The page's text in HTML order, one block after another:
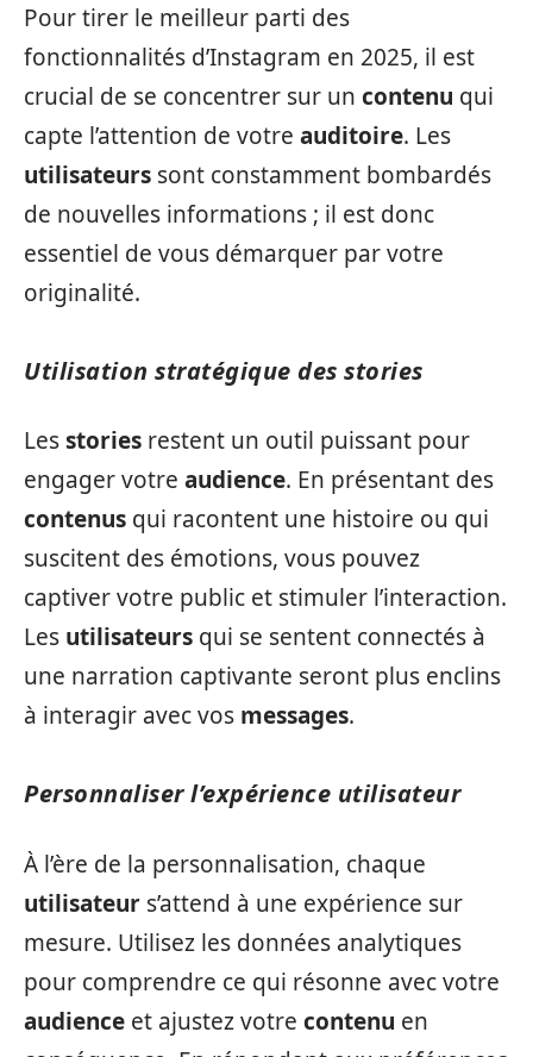
Pour tirer le meilleur parti des
fonctionnalités d’Instagram en 2025, il est
crucial de se concentrer sur un contenu qui
capte l’attention de votre auditoire. Les
utilisateurs sont constamment bombardés
de nouvelles informations ; il est donc
essentiel de vous démarquer par votre
originalité.
Utilisation stratégique des stories
Lesstories restent un outil puissant pour
engager votre audience. En présentant des
contenus qui racontent une histoire ou qui
suscitent des émotions, vous pouvez
captiver votre public et stimuler l’interaction.
Les utilisateurs qui se sentent connectés à
une narration captivante seront plus enclins
à interagir avec vos messages.
Personnaliser l’expérience utilisateur
À l’ère de la personnalisation, chaque
utilisateur s’attend à une expérience sur
mesure. Utilisez les données analytiques
pour comprendre ce qui résonne avec votre
audience et ajustez votre contenu en